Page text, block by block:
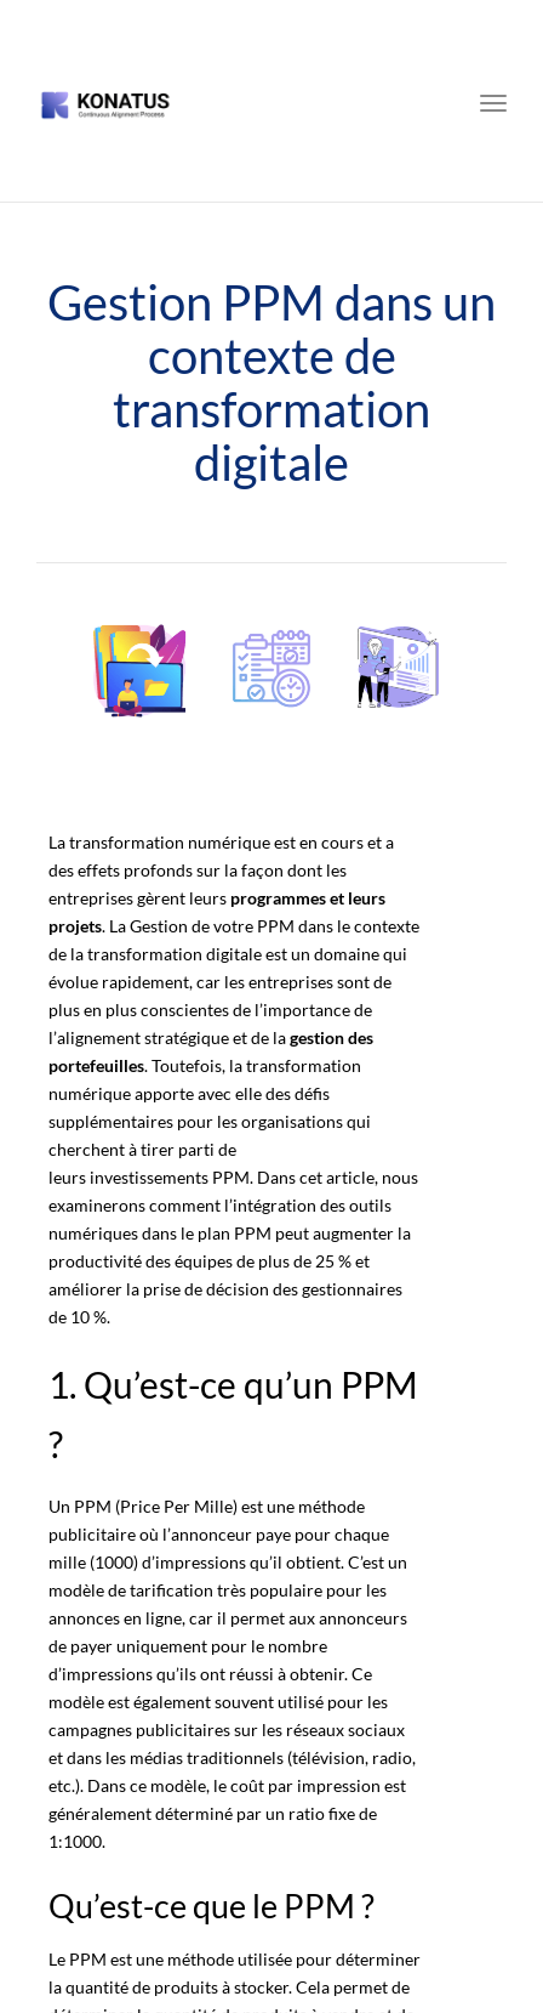
Toggle
Gestion PPM dans un
contexte de
transformation
digitale
Latransformation numériqueest en cours et a
des effets profonds sur la façon dont les
entreprises gèrent leurs programmes et leurs
projets. LaGestion de votre PPM dans le contexte
de la transformation digitale est un domaine qui
évolue rapidement, car les entreprises sont de
plus en plus conscientes de l’importance de
l’alignement stratégique et de lagestion des
portefeuilles. Toutefois, la transformation
numérique apporte avec elle des défis
supplémentaires pour les organisations qui
cherchent à tirer parti de
leurs investissements PPM. Dans cet article, nous
examinerons comment l’intégration des outils
numériques dans le plan PPM peut augmenter la
productivité des équipes de plus de 25 % et
améliorer la prise de décision des gestionnaires
de 10 %.
1. Qu’est-ce qu’un PPM
?
Un PPM (Price Per Mille) est une méthode
publicitaire où l’annonceur paye pour chaque
mille (1000) d’impressions qu’il obtient. C’est un
modèle de tarification très populaire pour les
annonces en ligne, car il permet aux annonceurs
de payer uniquement pour le nombre
d’impressions qu’ils ont réussi à obtenir. Ce
modèle est également souvent utilisé pour les
campagnes publicitairessur les réseaux sociaux
et dans les médias traditionnels (télévision, radio,
etc.). Dans ce modèle, lecoût par impression est
généralement déterminé par un ratio fixe de
1:1000.
Qu’est-ce que le PPM ?
Le PPM est une méthode utilisée pour déterminer
la quantité de produits à stocker. Cela permet de